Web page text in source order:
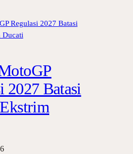
2027 Batasi